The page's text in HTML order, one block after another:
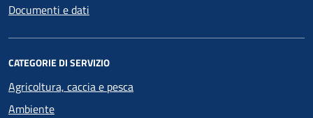
Documenti e dati
CATEGORIE DI SERVIZIO
Agricoltura, caccia e pesca
Ambiente